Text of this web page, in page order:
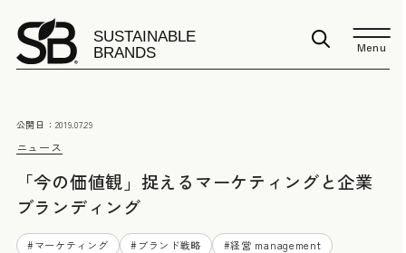
Menu
ニュース
公開日： 2019.07.29
「今の価値観」捉えるマーケティングと企業
ブランディング
#マーケティング #ブランド戦略 #経営 management